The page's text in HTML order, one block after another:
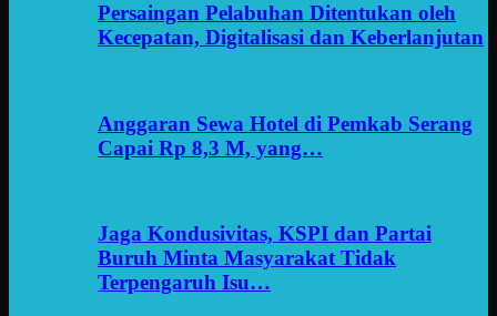
Persaingan Pelabuhan Ditentukan oleh
Kecepatan, Digitalisasi dan Keberlanjutan
Anggaran Sewa Hotel di Pemkab Serang
Capai Rp 8,3 M, yang…
Jaga Kondusivitas, KSPI dan Partai
Buruh Minta Masyarakat Tidak
Terpengaruh Isu…